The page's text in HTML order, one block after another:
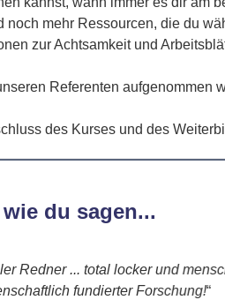
mehr Ressourcen, die du
zur Achtsamkeit und
Referenten aufgenommen
des Kurses und des
du sagen...
... total locker und
fundierter Forschung!“